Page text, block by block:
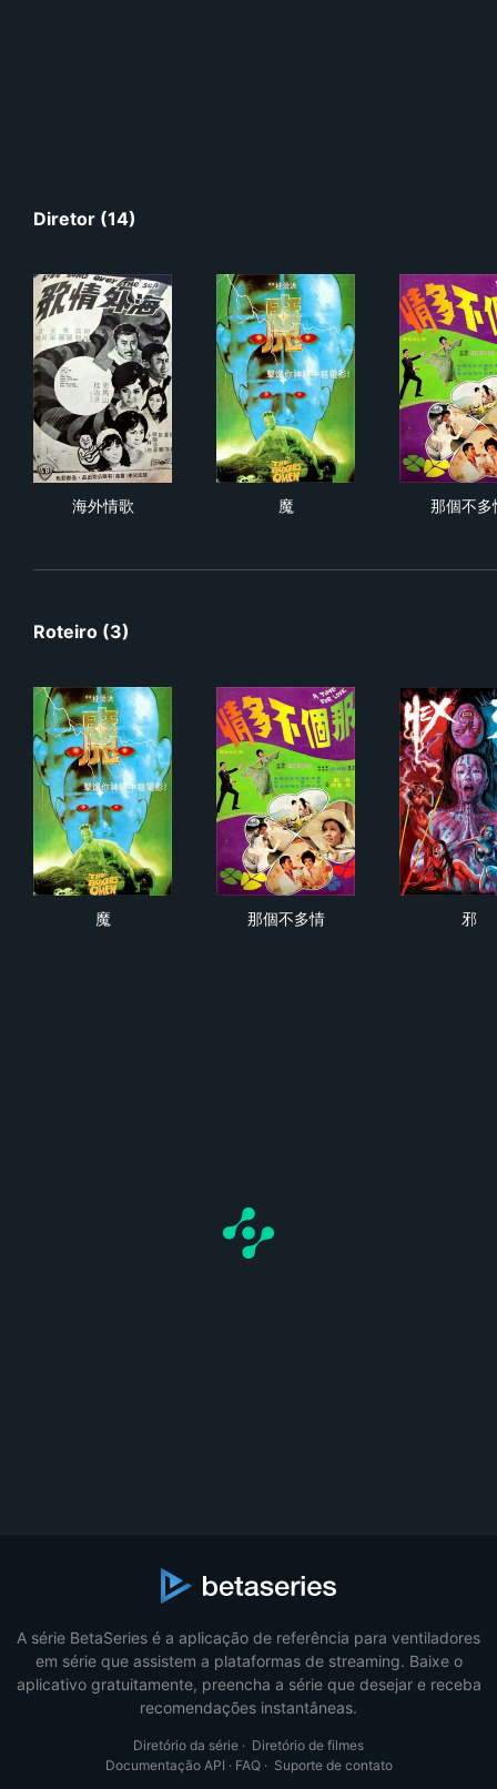
Diretor (14)
海外情歌 魔 那個不多
Roteiro (3)
魔 那個不多情 邪
A série BetaSeries é a aplicação de referência para ventiladores
em série que assistem a plataformas de streaming. Baixe o
aplicativo gratuitamente, preencha a série que desejar e receba
recomendações instantâneas.
Diretório da série · Diretório de filmes
Documentação API · FAQ· Suporte de contato